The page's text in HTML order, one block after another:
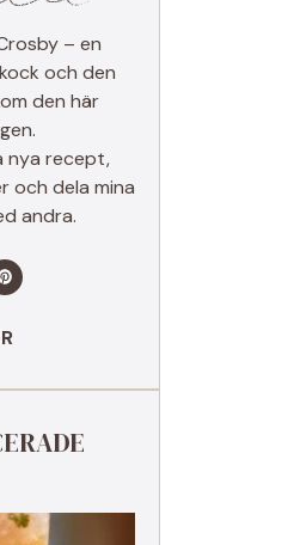
– en
och den
den här
nya recept,
och dela mina
andra.